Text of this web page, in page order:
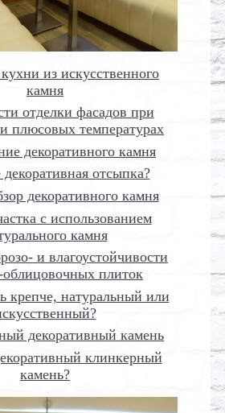
из искусственного
камня
отделки фасадов при
плюсовых температурах
декоративного камня
декоративная отсыпка?
декоративного камня
с использованием
камня
и влагоустойчивости
облицовочных плиток
крепче, натуральный или
декоративный камень
клинкерный
камень?